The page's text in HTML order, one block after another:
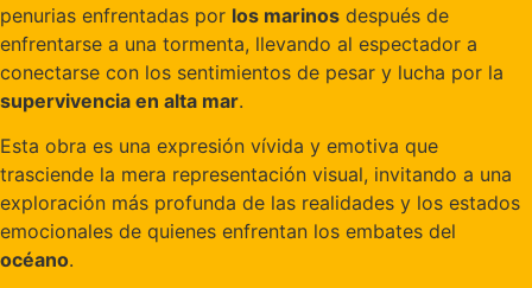
penurias enfrentadas por los marinos después de
enfrentarse a una tormenta, llevando al espectador a
conectarse con los sentimientos de pesar y lucha por la
supervivencia en alta mar.
Esta obra es una expresión vívida y emotiva que
trasciende la mera representación visual, invitando a una
exploración más profunda de las realidades y los estados
emocionales de quienes enfrentan los embates del
océano.